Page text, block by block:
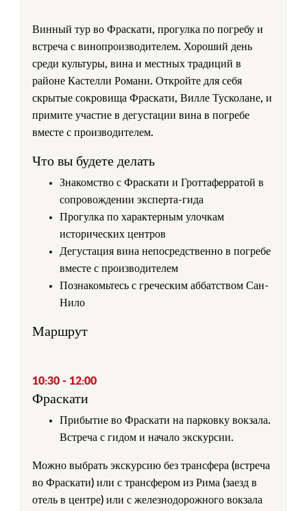
Винный тур во Фраскати, прогулка по погребу и
встреча с винопроизводителем. Хороший день
среди культуры, вина и местных традиций в
районе Кастелли Романи. Откройте для себя
скрытые сокровища Фраскати, Вилле Тусколане, и
примите участие в дегустации вина в погребе
вместе с производителем.
Что вы будете делать
Знакомство с Фраскати и Гроттаферратой в
сопровождении эксперта-гида
Прогулка по характерным улочкам
исторических центров
Дегустация вина непосредственно в погребе
вместе с производителем
Познакомьтесь с греческим аббатством Сан-
Нило
Маршрут
10:30 - 12:00
Фраскати
Прибытие во Фраскати на парковку вокзала.
Встреча с гидом и начало экскурсии.
Можно выбрать экскурсию без трансфера (встреча
во Фраскати) или с трансфером из Рима (заезд в
отель в центре) или с железнодорожного вокзала